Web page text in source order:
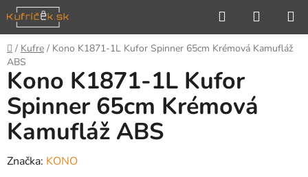
Prejsť
na
obsah
Hľadať
KOŠÍK
Domov
/ Kufre / Kono K1871-1L Kufor Spinner 65cm Krémová Kamufláž
ABS
Kono K1871-1L Kufor
Spinner 65cm Krémová
Kamufláž ABS
Značka: KONO